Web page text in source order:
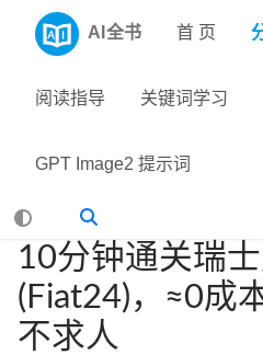
AI全书 首 页
阅读指导 关键词学习
GPT Image2 提示词
10分钟通关瑞
(Fiat24)，≈0成
不求人